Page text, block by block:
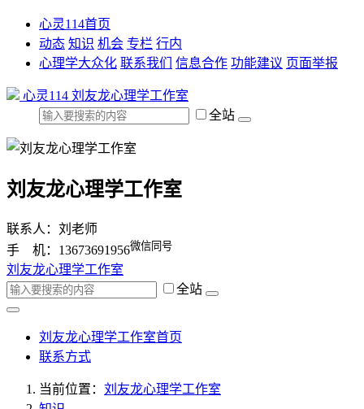
心灵114首页
动态 知识 机会 专栏 行内
心理学大众化 联系我们 信息合作 功能建议 页面举报
心灵114 刘友龙心理学工作室
全站
刘友龙心理学工作室
联系人：刘老师
手 机：13673691956微信同号
刘友龙心理学工作室
全站
刘友龙心理学工作室首页
联系方式
当前位置： 刘友龙心理学工作室